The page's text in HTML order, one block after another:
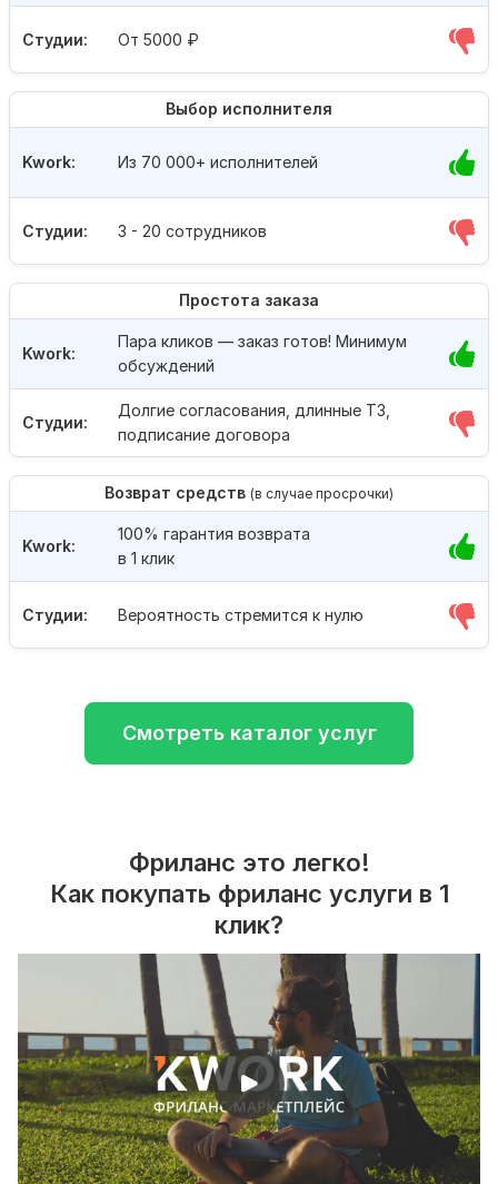
Студии: От 5000 ₽
Выбор исполнителя
Студии: 3 - 20 сотрудников
Kwork: Из 70 000+ исполнителей
Простота заказа
Студии:
Долгие согласования, длинные ТЗ,
подписание договора
Kwork:
Пара кликов — заказ готов! Минимум
обсуждений
Возврат средств (в случае просрочки)
Студии: Вероятность стремится к нулю
Kwork:
100% гарантия возврата
в 1 клик
Смотреть каталог услуг
Фриланс это легко!
Как покупать фриланс услуги в 1
клик?